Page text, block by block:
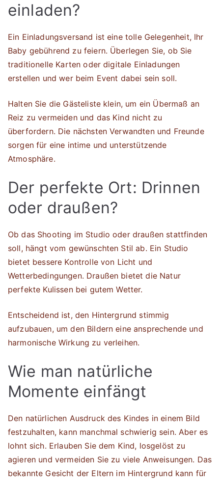
einladen?
Ein Einladungsversand ist eine tolle Gelegenheit, Ihr
Baby gebührend zu feiern. Überlegen Sie, ob Sie
traditionelle Karten oder digitale Einladungen
erstellen und wer beim Event dabei sein soll.
Halten Sie die Gästeliste klein, um ein Übermaß an
Reiz zu vermeiden und das Kind nicht zu
überfordern. Die nächsten Verwandten und Freunde
sorgen für eine intime und unterstützende
Atmosphäre.
Der perfekte Ort: Drinnen
oder draußen?
Ob das Shooting im Studio oder draußen stattfinden
soll, hängt vom gewünschten Stil ab. Ein Studio
bietet bessere Kontrolle von Licht und
Wetterbedingungen. Draußen bietet die Natur
perfekte Kulissen bei gutem Wetter.
Entscheidend ist, den Hintergrund stimmig
aufzubauen, um den Bildern eine ansprechende und
harmonische Wirkung zu verleihen.
Wie man natürliche
Momente einfängt
Den natürlichen Ausdruck des Kindes in einem Bild
festzuhalten, kann manchmal schwierig sein. Aber es
lohnt sich. Erlauben Sie dem Kind, losgelöst zu
agieren und vermeiden Sie zu viele Anweisungen. Das
bekannte Gesicht der Eltern im Hintergrund kann für